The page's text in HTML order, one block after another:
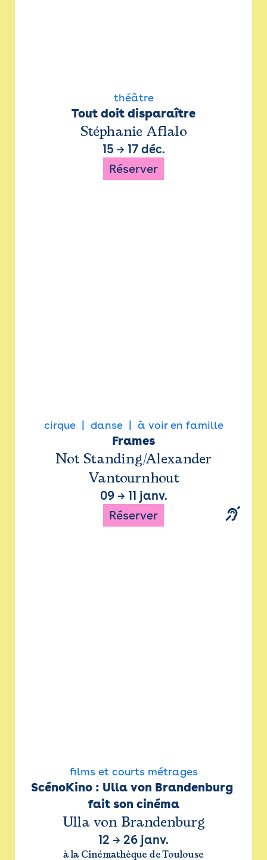
théâtre
Tout doit disparaître
Stéphanie Aflalo
15 → 17 déc.
Réserver
cirque danse à voir en famille
Frames
Not Standing/Alexander
Vantournhout
09→ 11 janv.
Réserver
films et courts métrages
ScénoKino : Ulla von Brandenburg
fait son cinéma
Ulla von Brandenburg
12 → 26 janv.
à la Cinémathèque de Toulouse